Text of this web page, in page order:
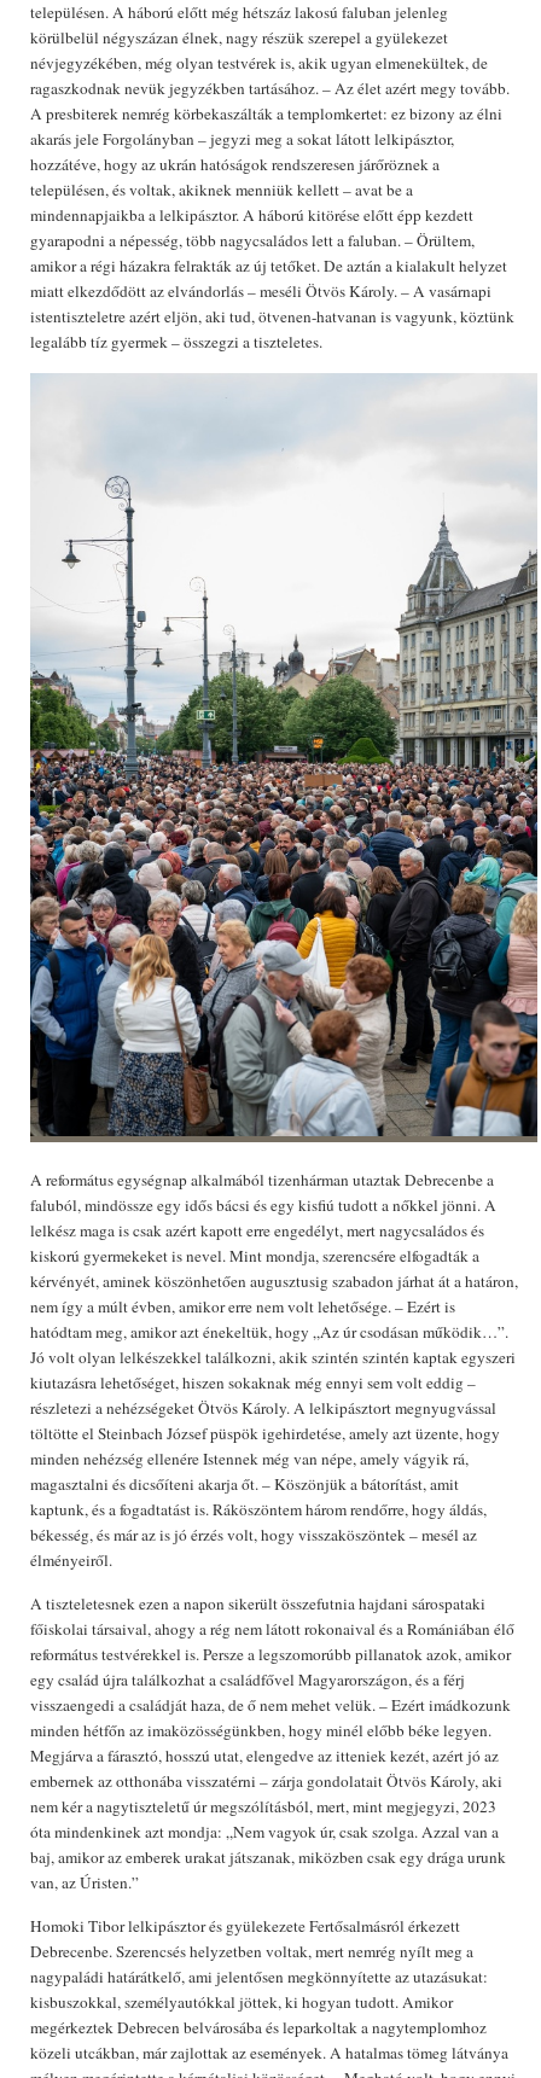
településen. A háború előtt még hétszáz lakosú faluban jelenleg
körülbelül négyszázan élnek, nagy részük szerepel a gyülekezet
névjegyzékében, még olyan testvérek is, akik ugyan elmenekültek, de
ragaszkodnak nevük jegyzékben tartásához. – Az élet azért megy tovább.
A presbiterek nemrég körbekaszálták a templomkertet: ez bizony az élni
akarás jele Forgolányban – jegyzi meg a sokat látott lelkipásztor,
hozzátéve, hogy az ukrán hatóságok rendszeresen járőröznek a
településen, és voltak, akiknek menniük kellett – avat be a
mindennapjaikba a lelkipásztor. A háború kitörése előtt épp kezdett
gyarapodni a népesség, több nagycsaládos lett a faluban. – Örültem,
amikor a régi házakra felrakták az új tetőket. De aztán a kialakult helyzet
miatt elkezdődött az elvándorlás – meséli Ötvös Károly. – A vasárnapi
istentiszteletre azért eljön, aki tud, ötvenen-hatvanan is vagyunk, köztünk
legalább tíz gyermek – összegzi a tiszteletes.
A református egységnap alkalmából tizenhárman utaztak Debrecenbe a
faluból, mindössze egy idős bácsi és egy kisfiú tudott a nőkkel jönni. A
lelkész maga is csak azért kapott erre engedélyt, mert nagycsaládos és
kiskorú gyermekeket is nevel. Mint mondja, szerencsére elfogadták a
kérvényét, aminek köszönhetően augusztusig szabadon járhat át a határon,
nem így a múlt évben, amikor erre nem volt lehetősége. – Ezért is
hatódtam meg, amikor azt énekeltük, hogy „Az úr csodásan működik…”.
Jó volt olyan lelkészekkel találkozni, akik szintén szintén kaptak egyszeri
kiutazásra lehetőséget, hiszen sokaknak még ennyi sem volt eddig –
részletezi a nehézségeket Ötvös Károly. A lelkipásztort megnyugvással
töltötte el Steinbach József püspök igehirdetése, amely azt üzente, hogy
minden nehézség ellenére Istennek még van népe, amely vágyik rá,
magasztalni és dicsőíteni akarja őt. – Köszönjük a bátorítást, amit
kaptunk, és a fogadtatást is. Ráköszöntem három rendőrre, hogy áldás,
békesség, és már az is jó érzés volt, hogy visszaköszöntek – mesél az
élményeiről.
A tiszteletesnek ezen a napon sikerült összefutnia hajdani sárospataki
főiskolai társaival, ahogy a rég nem látott rokonaival és a Romániában élő
református testvérekkel is. Persze a legszomorúbb pillanatok azok, amikor
egy család újra találkozhat a családfővel Magyarországon, és a férj
visszaengedi a családját haza, de ő nem mehet velük. – Ezért imádkozunk
minden hétfőn az imaközösségünkben, hogy minél előbb béke legyen.
Megjárva a fárasztó, hosszú utat, elengedve az itteniek kezét, azért jó az
embernek az otthonába visszatérni – zárja gondolatait Ötvös Károly, aki
nem kér a nagytiszteletű úr megszólításból, mert, mint megjegyzi, 2023
óta mindenkinek azt mondja: „Nem vagyok úr, csak szolga. Azzal van a
baj, amikor az emberek urakat játszanak, miközben csak egy drága urunk
van, az Úristen.”
Homoki Tibor lelkipásztor és gyülekezete Fertősalmásról érkezett
Debrecenbe. Szerencsés helyzetben voltak, mert nemrég nyílt meg a
nagypaládi határátkelő, ami jelentősen megkönnyítette az utazásukat:
kisbuszokkal, személyautókkal jöttek, ki hogyan tudott. Amikor
megérkeztek Debrecen belvárosába és leparkoltak a nagytemplomhoz
közeli utcákban, már zajlottak az események. A hatalmas tömeg látványa